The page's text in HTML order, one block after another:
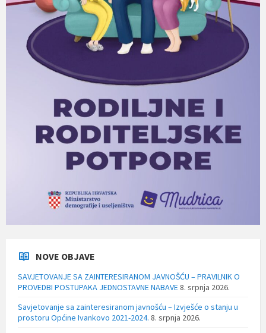
NOVE OBJAVE
SAVJETOVANJE SA ZAINTERESIRANOM JAVNOŠĆU – PRAVILNIK O
PROVEDBI POSTUPAKA JEDNOSTAVNE NABAVE8. srpnja 2026.
Savjetovanje sa zainteresiranom javnošću – Izvješće o stanju u
prostoru Općine Ivankovo 2021-2024. 8. srpnja 2026.